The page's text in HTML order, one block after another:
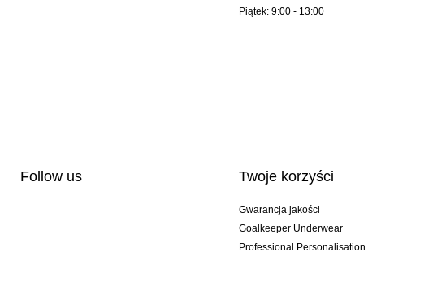
Piątek: 9:00 - 13:00
Follow us Twoje korzyści
Gwarancja jakości
Goalkeeper Underwear
Professional Personalisation